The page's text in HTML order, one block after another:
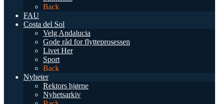
Back
FAU
Costa del Sol
Velg Andalucia
Gode råd for flytteprosessen
Livet Her
Sport
Back
Nyheter
Rektors hjørne
Nyhetsarkiv